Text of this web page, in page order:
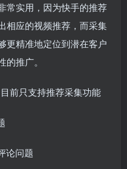
常实用，因为快手的推荐
相应的视频推荐，而采集
更精准地定位到潜在客户
推广。
前只支持推荐采集功能
论问题